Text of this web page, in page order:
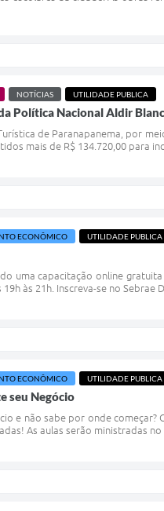
NOTÍCIAS UTILIDADE PUBLICA
Política Nacional Aldir
de Paranapanema, por
mais de R$ 134.720,00 para
ECONÔMICO UTILIDADE PUBLICA
uma capacitação online
19h às 21h. Inscreva-se no
ECONÔMICO UTILIDADE PUBLICA
seu Negócio
e não sabe por onde começar?
As aulas serão ministradas